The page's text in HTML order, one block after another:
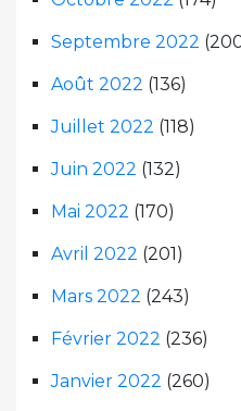
Septembre 2022
Août 2022 (136)
Juillet 2022 (118)
Juin 2022 (132)
Mai 2022 (170)
Avril 2022 (201)
Mars 2022 (243)
Février 2022 (236)
Janvier 2022 (260)